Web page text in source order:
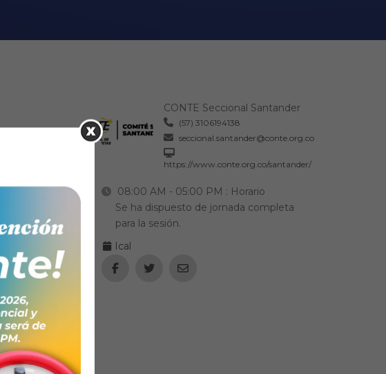
CONTE Seccional Santander
(57) 3106194138
seccional.santander@conte.org.co
https://www.conte.org.co/santander/
08:00 AM - 05:00 PM : Horario
Se ha dispuesto de jornada completa
para la sesión.
Ical